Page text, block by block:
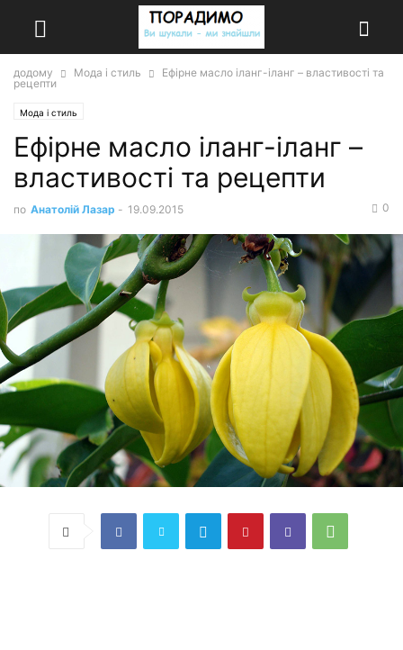
додому Мода і стиль
Ефірне масло іланг-іланг – властивості та
рецепти
Мода і стиль
Ефірне масло іланг-іланг –
властивості та рецепти
по Анатолій Лазар - 19.09.2015 0